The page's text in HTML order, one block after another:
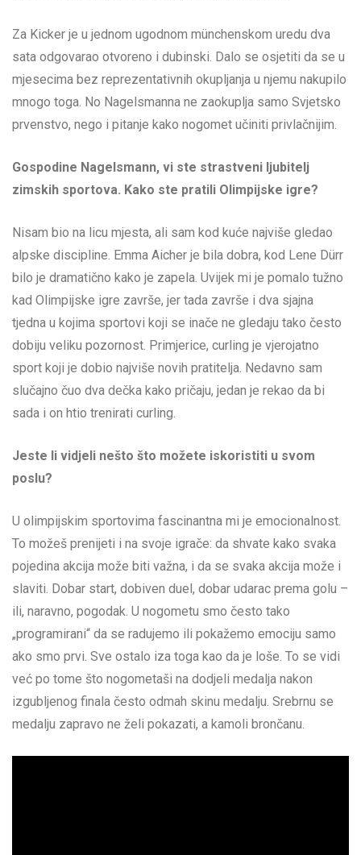
Za Kicker je u jednom ugodnom münchenskom uredu dva
sata odgovarao otvoreno i dubinski. Dalo se osjetiti da se u
mjesecima bez reprezentativnih okupljanja u njemu nakupilo
mnogo toga. No Nagelsmanna ne zaokuplja samo Svjetsko
prvenstvo, nego i pitanje kako nogomet učiniti privlačnijim.
Gospodine Nagelsmann, vi ste strastveni ljubitelj
zimskih sportova. Kako ste pratili Olimpijske igre?
Nisam bio na licu mjesta, ali sam kod kuće najviše gledao
alpske discipline. Emma Aicher je bila dobra, kod Lene Dürr
bilo je dramatično kako je zapela. Uvijek mi je pomalo tužno
kad Olimpijske igre završe, jer tada završe i dva sjajna
tjedna u kojima sportovi koji se inače ne gledaju tako često
dobiju veliku pozornost. Primjerice, curling je vjerojatno
sport koji je dobio najviše novih pratitelja. Nedavno sam
slučajno čuo dva dečka kako pričaju, jedan je rekao da bi
sada i on htio trenirati curling.
Jeste li vidjeli nešto što možete iskoristiti u svom
poslu?
U olimpijskim sportovima fascinantna mi je emocionalnost.
To možeš prenijeti i na svoje igrače: da shvate kako svaka
pojedina akcija može biti važna, i da se svaka akcija može i
slaviti. Dobar start, dobiven duel, dobar udarac prema golu –
ili, naravno, pogodak. U nogometu smo često tako
„programirani“ da se radujemo ili pokažemo emociju samo
ako smo prvi. Sve ostalo iza toga kao da je loše. To se vidi
već po tome što nogometaši na dodjeli medalja nakon
izgubljenog finala često odmah skinu medalju. Srebrnu se
medalju zapravo ne želi pokazati, a kamoli brončanu.